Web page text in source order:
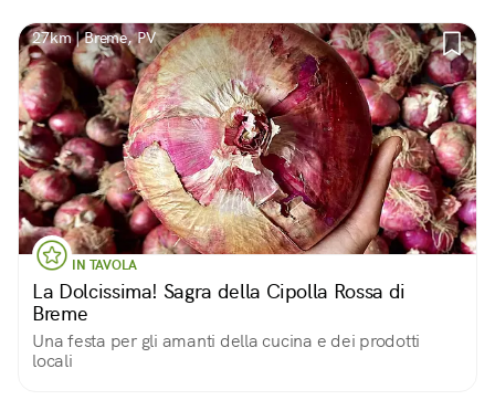
27km | Breme, PV
IN TAVOLA
La Dolcissima! Sagra della Cipolla Rossa di
Breme
Una festa per gli amanti della cucina e dei prodotti
locali